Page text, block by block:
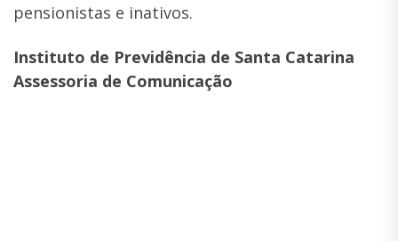
pensionistas e inativos.
Instituto de Previdência de Santa Catarina
Assessoria de Comunicação